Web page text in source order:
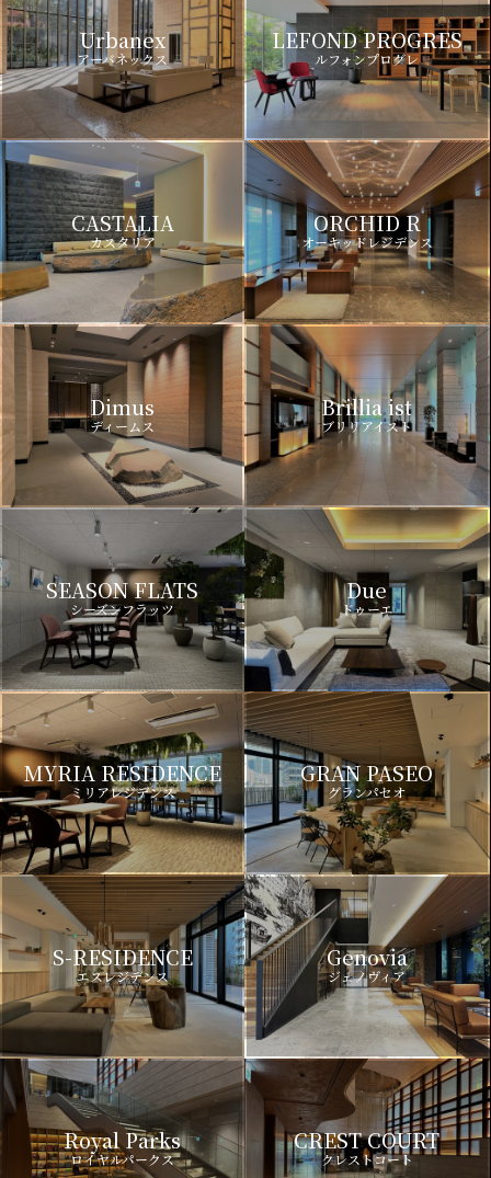
Urbanex
アーバネックス
LEFOND PROGRES
ルフォンプログレ
CASTALIA
カスタリア
ORCHID R
オーキッドレジデンス
Dimus
ディームス
Brillia ist
ブリリアイスト
SEASON FLATS
シーズンフラッツ
Due
ドゥーエ
MYRIA RESIDENCE
ミリアレジデンス
GRAN PASEO
グランパセオ
S-RESIDENCE
エスレジデンス
Genovia
ジェノヴィア
Royal Parks
ロイヤルパークス
CREST COURT
クレストコート